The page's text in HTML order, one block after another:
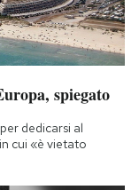
spiegato
dedicarsi al
cui «è vietato